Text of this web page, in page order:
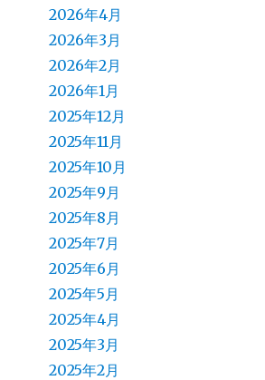
2026年4月
2026年3月
2026年2月
2026年1月
2025年12月
2025年11月
2025年10月
2025年9月
2025年8月
2025年7月
2025年6月
2025年5月
2025年4月
2025年3月
2025年2月